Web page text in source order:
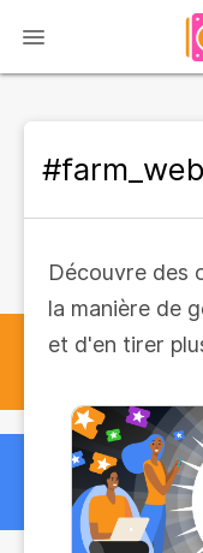
#farm_web
Découvre des
la manière de
et d'en tirer